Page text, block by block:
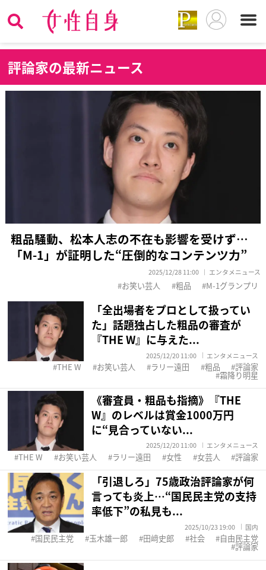
評論家の最新ニュース
粗品騒動、松本人志の不在も影響を受けず…
「M-1」が証明した“圧倒的なコンテンツ力”
2025/12/28 11:00 エンタメニュース
お笑い芸人 粗品 M-1グランプリ
「全出場者をプロとして扱ってい
た」話題独占した粗品の審査が
『THE W』に与えた...
2025/12/20 11:00 エンタメニュース
THE W お笑い芸人 ラリー遠田 粗品 評論家
霜降り明星
《審査員・粗品も指摘》『THE
W』のレベルは賞金1000万円
に“見合っていない...
2025/12/20 11:00 エンタメニュース
THE W お笑い芸人 ラリー遠田 女性 女芸人 評論家
「引退しろ」75歳政治評論家が何
言っても炎上…“国民民主党の支持
率低下”の私見も...
2025/10/23 19:00 国内
国民民主党 玉木雄一郎 田﨑史郎 社会 自由民主党
評論家